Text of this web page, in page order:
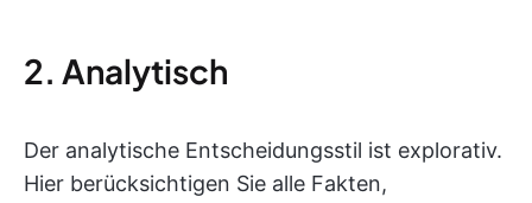
2. Analytisch
Der analytische Entscheidungsstil ist explorativ.
Hier berücksichtigen Sie alle Fakten,